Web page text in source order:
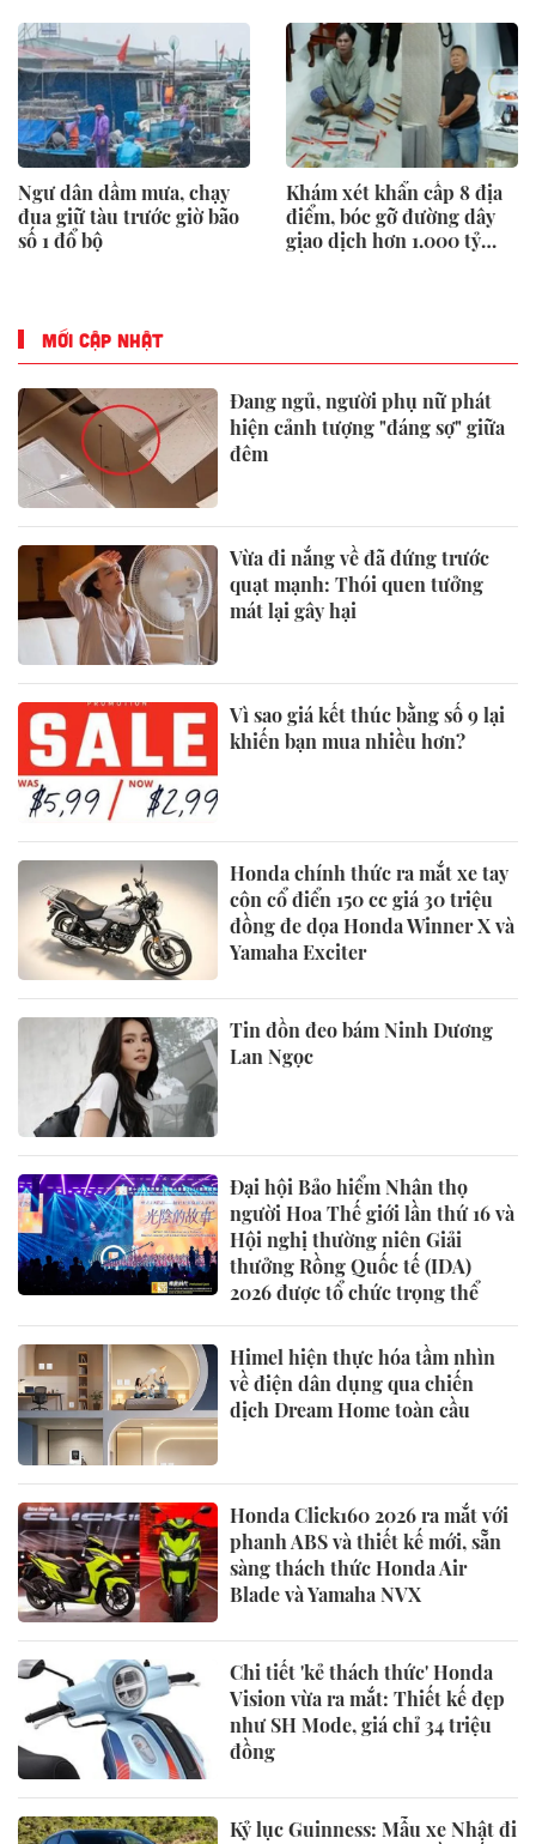
Ngư dân dầm mưa, chạy
đua giữ tàu trước giờ bão
số 1 đổ bộ
Khám xét khẩn cấp 8 địa
điểm, bóc gỡ đường dây
giao dịch hơn 1.000 tỷ
MỚI CẬP NHẬT
Đang ngủ, người phụ nữ phát
hiện cảnh tượng "đáng sợ" giữa
đêm
Vừa đi nắng về đã đứng trước
quạt mạnh: Thói quen tưởng
mát lại gây hại
Vì sao giá kết thúc bằng số 9 lại
khiến bạn mua nhiều hơn?
Honda chính thức ra mắt xe tay
côn cổ điển 150 cc giá 30 triệu
đồng đe dọa Honda Winner X và
Yamaha Exciter
Tin đồn đeo bám Ninh Dương
Lan Ngọc
Đại hội Bảo hiểm Nhân thọ
người Hoa Thế giới lần thứ 16 và
Hội nghị thường niên Giải
thưởng Rồng Quốc tế (IDA)
2026 được tổ chức trọng thể
Himel hiện thực hóa tầm nhìn
về điện dân dụng qua chiến
dịch Dream Home toàn cầu
Honda Click160 2026 ra mắt với
phanh ABS và thiết kế mới, sẵn
sàng thách thức Honda Air
Blade và Yamaha NVX
Chi tiết 'kẻ thách thức' Honda
Vision vừa ra mắt: Thiết kế đẹp
như SH Mode, giá chỉ 34 triệu
đồng
Kỷ lục Guinness: Mẫu xe Nhật đi